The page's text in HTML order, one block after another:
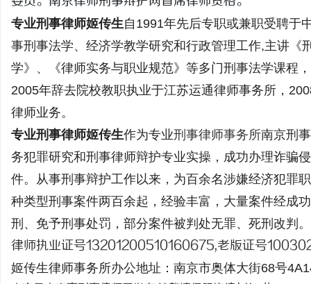
专业刑事律师姬传生自1991年先后专职或兼职受聘于
事刑事法学、经济学教学研究和行政管理工作,主讲《
学》、《律师实务与职业规范》等多门刑事法学课程
2005年辞去院校教职执业于江苏运通律师事务所，
律师业务。
专业刑事律师姬传生作为专业刑事律师事务所南京刑
务犯罪研究和刑事律师辩护专业实操，成功办理诈骗
件。从事刑事辩护工作以来，为百余名涉嫌经济犯罪
种类型刑事案件两百余起，经验丰富，大量案件经成
刑、免予刑事处罚，部分案件被判处无罪、死刑改判。
律师执业证号13201200510160675,老版证号
姬传生律师事务所办公地址：南京市奥体大街68号